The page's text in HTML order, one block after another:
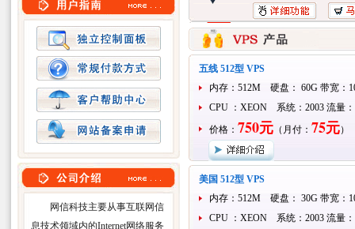
网信科技主要从事互联网信
息技术领域内的Internet网络服务
五线 512型 VPS
内存：512M 硬盘： 60G 带宽：
CPU ：XEON 系统：2003 流量
价格： 750元（月付： 75元）
美国 512型 VPS
内存：512M 硬盘： 30G 带宽：
CPU ：XEON 系统：2003 流量